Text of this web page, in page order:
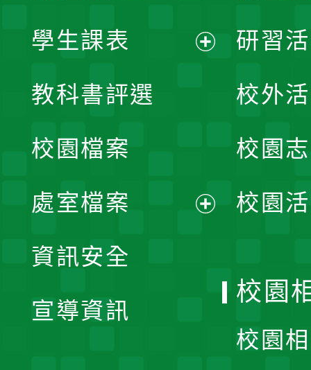
學生課表
單
教科書評選
校園檔案
處室檔案
資訊安全
宣導資訊
研習
校外
校園
校園
校園
校園